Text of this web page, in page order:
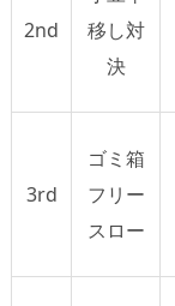
2nd
移し対
決
3rd
ゴミ箱
フリー
スロー